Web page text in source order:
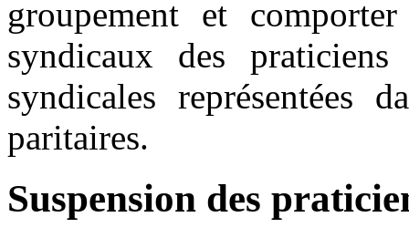
groupement et
syndicaux des
syndicales représentées
paritaires.
Suspension des